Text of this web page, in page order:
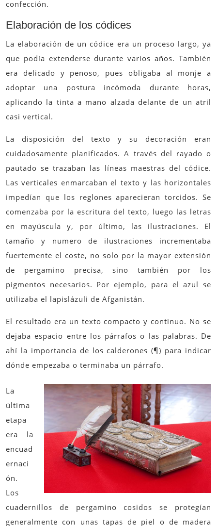
confección.
Elaboración de los códices
La elaboración de un códice era un proceso largo, ya
que podía extenderse durante varios años. También
era delicado y penoso, pues obligaba al monje a
adoptar una postura incómoda durante horas,
aplicando la tinta a mano alzada delante de un atril
casi vertical.
La disposición del texto y su decoración eran
cuidadosamente planificados. A través del rayado o
pautado se trazaban las líneas maestras del códice.
Las verticales enmarcaban el texto y las horizontales
impedían que los reglones aparecieran torcidos. Se
comenzaba por la escritura del texto, luego las letras
en mayúscula y, por último, las ilustraciones. El
tamaño y numero de ilustraciones incrementaba
fuertemente el coste, no solo por la mayor extensión
de pergamino precisa, sino también por los
pigmentos necesarios. Por ejemplo, para el azul se
utilizaba el lapislázuli de Afganistán.
El resultado era un texto compacto y continuo. No se
dejaba espacio entre los párrafos o las palabras. De
ahí la importancia de los calderones (¶) para indicar
dónde empezaba o terminaba un párrafo.
La
última
etapa
era la
encuad
ernaci
ón.
Los
cuadernillos de pergamino cosidos se protegían
generalmente con unas tapas de piel o de madera